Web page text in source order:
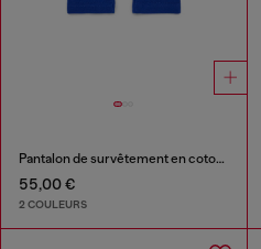
Pantalon de survêtement en coton avec logo imprimé
55,00 €
2 COULEURS